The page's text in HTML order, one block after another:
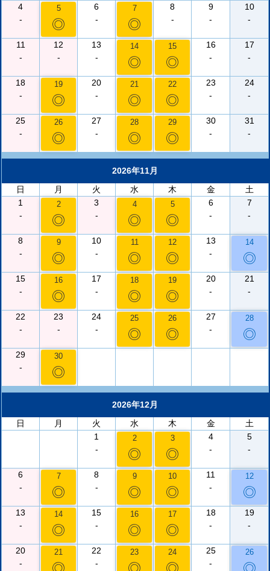
4
-
5
◎
6
-
7
◎
8
-
9
-
10
-
11
-
12
-
13
-
14
◎
15
◎
16
-
17
-
18
-
19
◎
20
-
21
◎
22
◎
23
-
24
-
25
-
26
◎
27
-
28
◎
29
◎
30
-
31
-
2026年11月
日
月 火 水 木 金
土
1
-
2
◎
3
-
4
◎
5
◎
6
-
7
-
8
-
9
◎
10
-
11
◎
12
◎
13
-
14
◎
15
-
16
◎
17
-
18
◎
19
◎
20
-
21
-
22
-
23
-
24
-
25
◎
26
◎
27
-
28
◎
29
-
30
◎
2026年12月
日
月 火 水 木 金
土
1
-
2
◎
3
◎
4
-
5
-
6
-
7
◎
8
-
9
◎
10
◎
11
-
12
◎
13
-
14
◎
15
-
16
◎
17
◎
18
-
19
-
20
-
21
22
-
23 24
25
-
26